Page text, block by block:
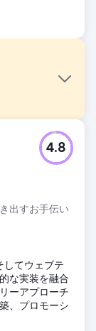
して、CPLの
ます。有益な
Jobs での
するすべての
ク ランキン
求人に
ンツにより、
トラフィック
出すお手伝い
4.8
してウェブテ
な実装を融合
ーアプローチ
、プロモーシ